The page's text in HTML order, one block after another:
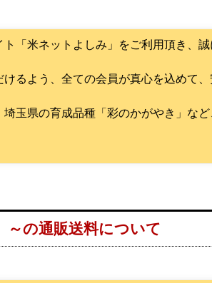
「米ネットよしみ」をご利用頂き、誠
るよう、全ての会員が真心を込めて
埼玉県の育成品種「彩のかがやき」な
～の通販送料について